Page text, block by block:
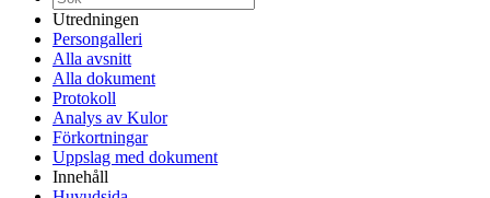
Utredningen
Persongalleri
Alla avsnitt
Alla dokument
Protokoll
Analys av Kulor
Förkortningar
Uppslag med dokument
Innehåll